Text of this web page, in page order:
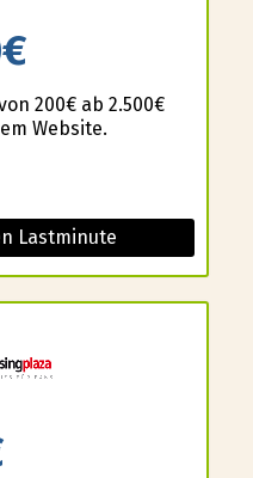
200€ ab 2.500€
Website.
Lastminute